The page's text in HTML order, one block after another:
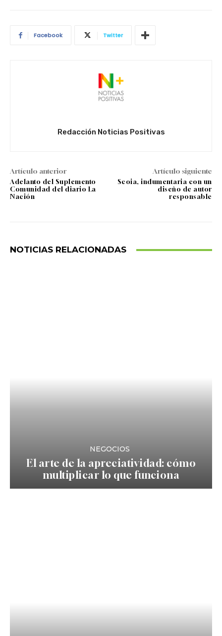
Facebook Twitter
Redacción Noticias Positivas
Artículo anterior
Adelanto del Suplemento
Comunidad del diario La
Nación
Artículo siguiente
Scoia, indumentaria con un
diseño de autor
responsable
NOTICIAS RELACIONADAS
NEGOCIOS
El arte de la apreciatividad: cómo
multiplicar lo que funciona